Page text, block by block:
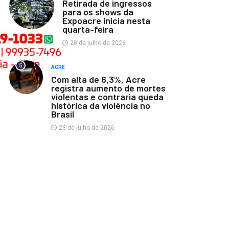
Retirada de ingressos
para os shows da
Expoacre inicia nesta
quarta-feira
28 de julho de 2026
5 ACRE
Com alta de 6,3%, Acre
registra aumento de mortes
violentas e contraria queda
histórica da violência no
Brasil
23 de julho de 2026